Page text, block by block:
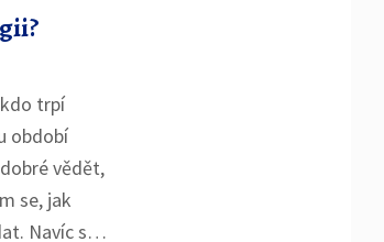
trpí
období
vědět,
se, jak
Navíc se